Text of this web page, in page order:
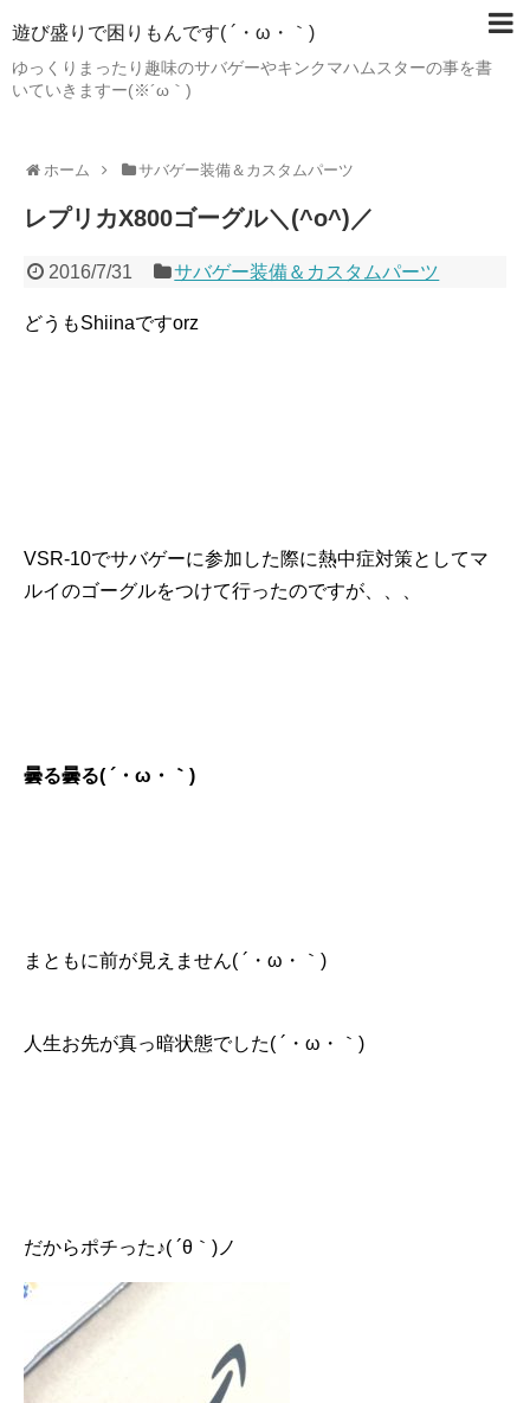
遊び盛りで困りもんです( ´・ω・｀)
ゆっくりまったり趣味のサバゲーやキンクマハムスターの事を書
いていきますー(※´ω｀)
ホーム サバゲー装備＆カスタムパーツ
レプリカX800ゴーグル＼(^o^)／
2016/7/31 サバゲー装備＆カスタムパーツ
どうもShiinaですorz
VSR-10でサバゲーに参加した際に熱中症対策としてマ
ルイのゴーグルをつけて行ったのですが、、、
曇る曇る( ´・ω・｀)
まともに前が見えません( ´・ω・｀)
人生お先が真っ暗状態でした( ´・ω・｀)
だからポチった♪( ´θ｀)ノ